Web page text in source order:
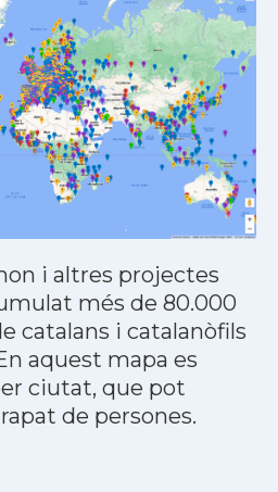
i altres projectes
més de 80.000
catalans i catalanòfils
aquest mapa es
ciutat, que pot
de persones.